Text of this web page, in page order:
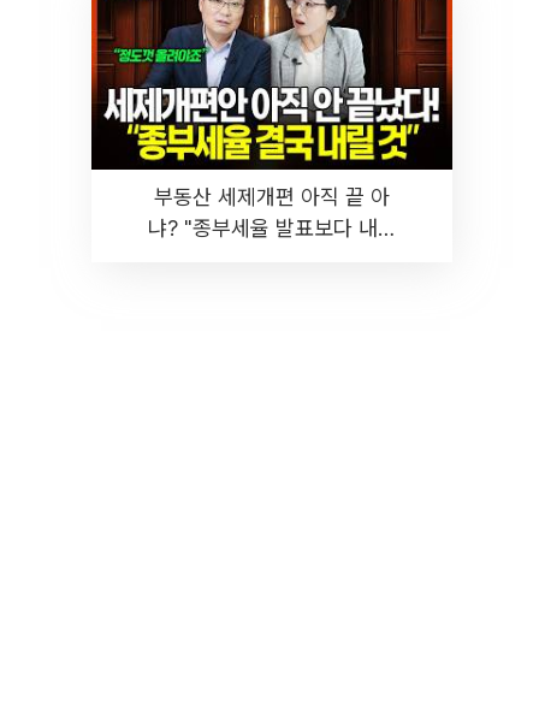
부동산 세제개편 아직 끝 아
냐? "종부세율 발표보다 내릴